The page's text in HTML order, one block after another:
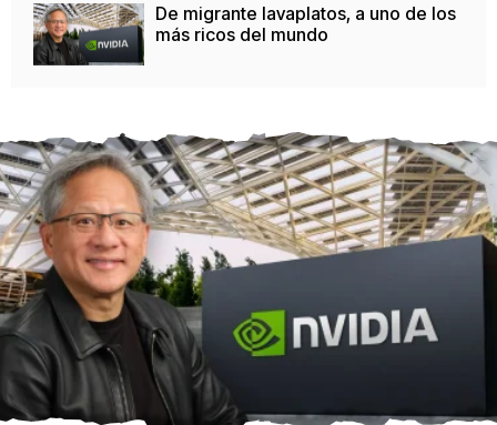
De migrante lavaplatos, a uno de los
más ricos del mundo